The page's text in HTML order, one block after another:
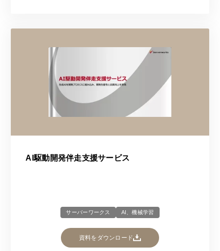
AI駆動開発伴走支援サービス
サーバーワークス AI、機械学習
資料をダウンロード